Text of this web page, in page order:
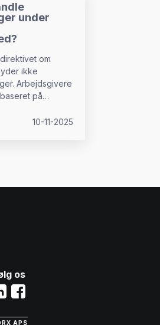
under
om
ikke
Arbejdsgivere
på
10-11-2025
os
APS